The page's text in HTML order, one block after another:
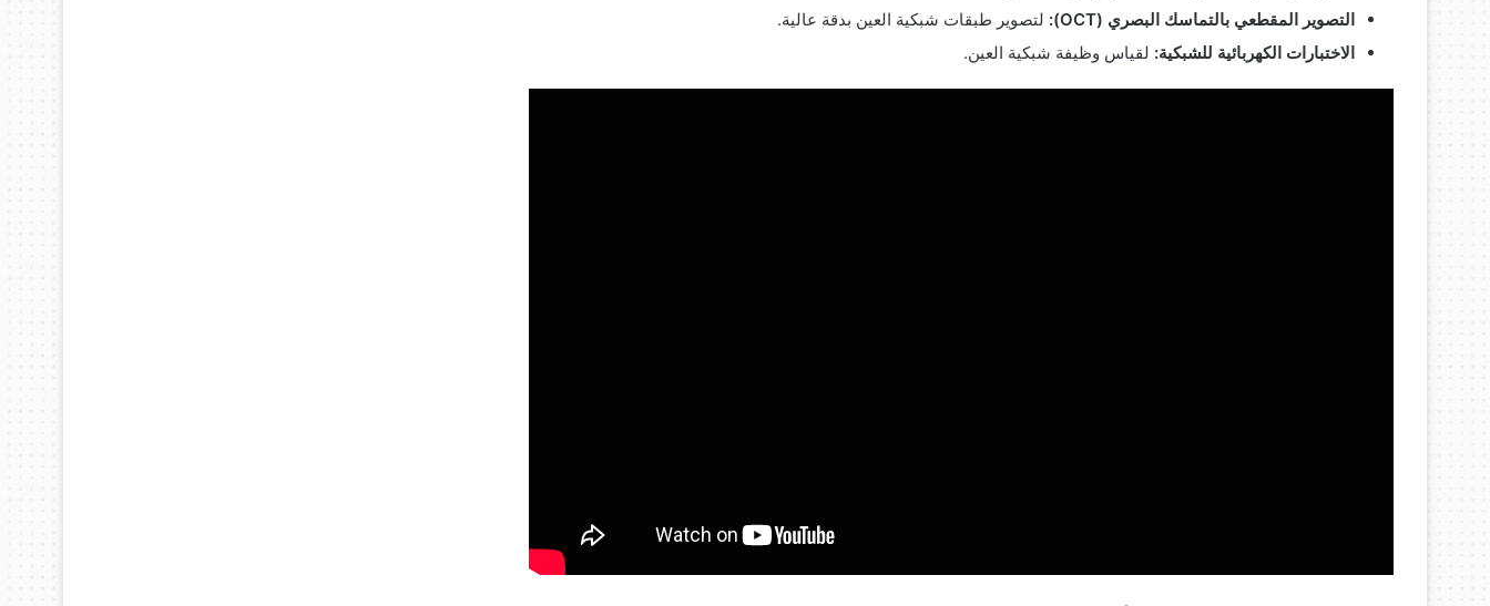
التصوير المقطعي بالتماسك البصري (OCT):
لتصوير طبقات شبكية العين بدقة عالية.
الاختبارات الكهربائية للشبكية: لقياس وظيفة شبكية العين.